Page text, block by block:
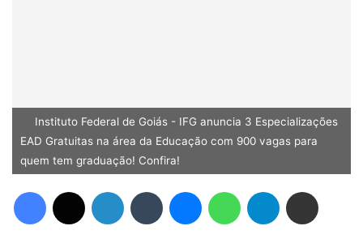
Instituto Federal de Goiás - IFG anuncia 3 Especializações
EAD Gratuitas na área da Educação com 900 vagas para
quem tem graduação! Confira!